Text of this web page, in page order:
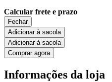
Calcular frete e prazo
Fechar
Adicionar à sacola
Adicionar à sacola
Comprar agora
Informações da loja